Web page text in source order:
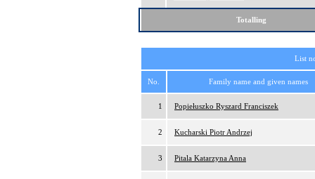
Totalling
List
No. Family name and given names
1 Popiełuszko Ryszard Franciszek
2 Kucharski Piotr Andrzej
3 Pitala Katarzyna Anna